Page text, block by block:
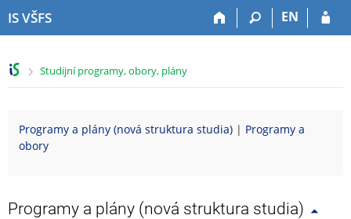
IS VŠFS EN
>
Studijní programy, obory, plány
Programy a plány (nová struktura studia) | Programy a
obory
Programy a plány (nová struktura studia)